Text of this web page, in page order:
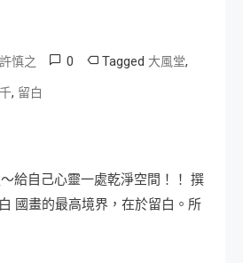
許慎之 0 Tagged 大風堂,
, 留白
給自己心靈一處乾淨空間！！ 撰
國畫的最高境界，在於留白。所